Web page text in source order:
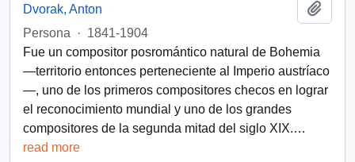
Dvorak, Anton
Persona
· 1841-1904
Fue un compositor posromántico natural de Bohemia
—territorio entonces perteneciente al Imperio austríaco
—, uno de los primeros compositores checos en lograr
el reconocimiento mundial y uno de los grandes
compositores de la segunda mitad del siglo XIX.…
read more